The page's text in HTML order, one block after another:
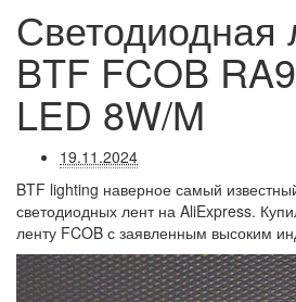
Светодиодная
BTF FCOB
LED 8W/M
19.11.2024
BTF lighting наверное самый
светодиодных лент на AliExpress.
ленту FCOB с заявленным высоким